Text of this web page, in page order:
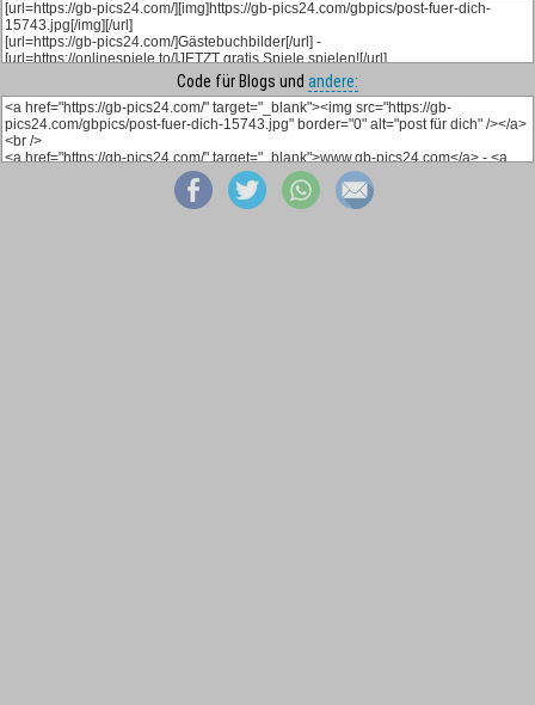
Code für Blogs und andere: